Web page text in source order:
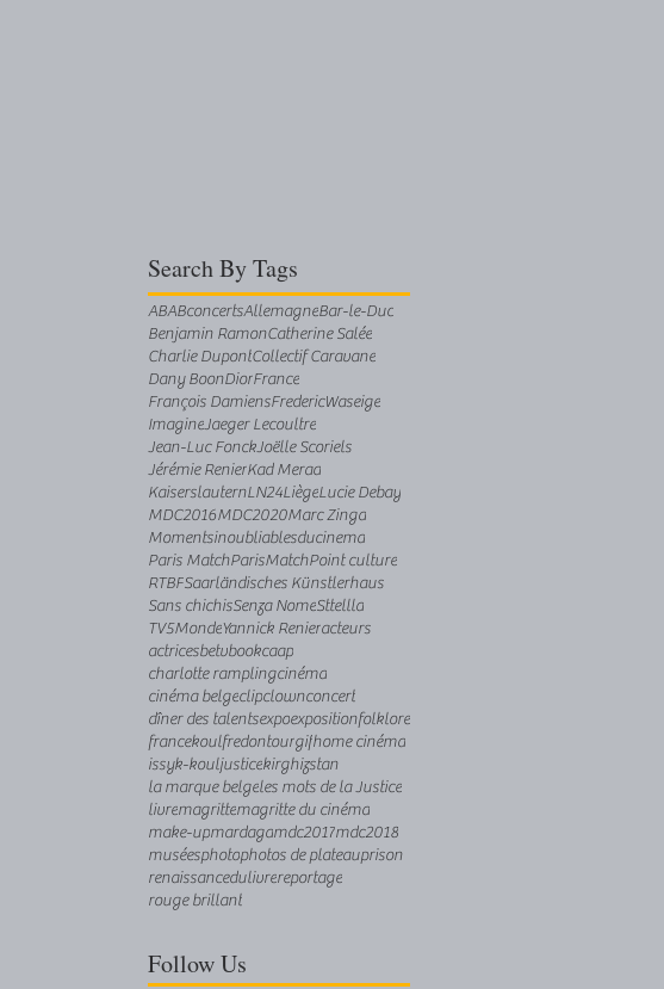
Search By Tags
ABABconcertsAllemagneBar-le-Duc
Benjamin RamonCatherine Salée
Charlie DupontCollectif Caravane
Dany BoonDiorFrance
François DamiensFredericWaseige
ImagineJaeger Lecoultre
Jean-Luc FonckJoëlle Scoriels
Jérémie RenierKad Merad
KaiserslauternLN24LiègeLucie Debay
MDC2016MDC2020Marc Zinga
Momentsinoubliablesducinema
Paris MatchParisMatchPoint culture
RTBFSaarländisches Künstlerhaus
Sans chichisSenza NomeSttellla
TV5MondeYannick Renieracteurs
actricesbetvbookcaap
charlotte ramplingcinéma
cinéma belgeclipclownconcert
dîner des talentsexpoexpositionfolklore
francekoulfredontourgifhome cinéma
issyk-kouljusticekirghizstan
la marque belgeles mots de la Justice
livremagrittemagritte du cinéma
make-upmardagamdc2017mdc2018
muséesphotophotos de plateauprison
renaissancedulivrereportage
rouge brillant
Follow Us